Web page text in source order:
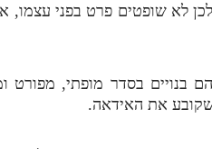
לא שופטים פרט בפני עצמו,
בנויים בסדר מופתי,
את האידאה.